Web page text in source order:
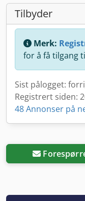
Tilbyder
Merk:
for å få tilgang
Sist pålogget:
Registrert siden:
48 Annonser på